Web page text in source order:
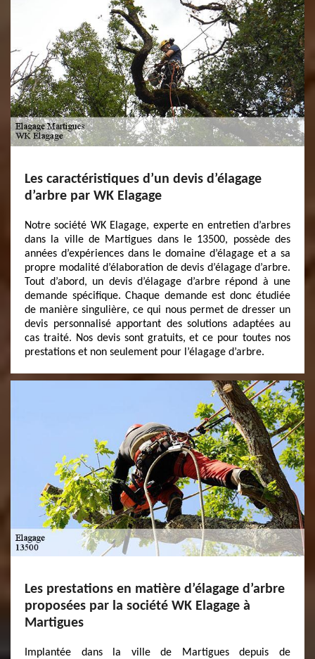
Les caractéristiques d’un devis d’élagage
d’arbre par WK Elagage
Notre société WK Elagage, experte en entretien d’arbres
dans la ville de Martigues dans le 13500, possède des
années d’expériences dans le domaine d’élagage et a sa
propre modalité d’élaboration de devis d’élagage d’arbre.
Tout d’abord, un devis d’élagage d’arbre répond à une
demande spécifique. Chaque demande est donc étudiée
de manière singulière, ce qui nous permet de dresser un
devis personnalisé apportant des solutions adaptées au
cas traité. Nos devis sont gratuits, et ce pour toutes nos
prestations et non seulement pour l’élagage d’arbre.
Les prestations en matière d’élagage d’arbre
proposées par la société WK Elagage à
Martigues
Implantée dans la ville de Martigues depuis de